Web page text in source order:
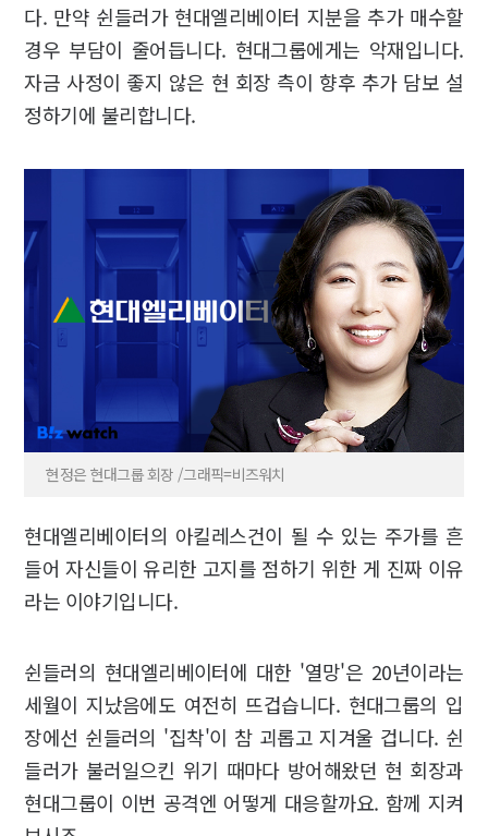
다. 만약 쉰들러가 현대엘리베이터 지분을 추가 매수할
경우 부담이 줄어듭니다. 현대그룹에게는 악재입니다.
자금 사정이 좋지 않은 현 회장 측이 향후 추가 담보 설
정하기에 불리합니다.
현정은 현대그룹 회장 /그래픽=비즈워치
현대엘리베이터의 아킬레스건이 될 수 있는 주가를 흔
들어 자신들이 유리한 고지를 점하기 위한 게 진짜 이유
라는 이야기입니다.
쉰들러의 현대엘리베이터에 대한 '열망'은 20년이라는
세월이 지났음에도 여전히 뜨겁습니다. 현대그룹의 입
장에선 쉰들러의 '집착'이 참 괴롭고 지겨울 겁니다. 쉰
들러가 불러일으킨 위기 때마다 방어해왔던 현 회장과
현대그룹이 이번 공격엔 어떻게 대응할까요. 함께 지켜